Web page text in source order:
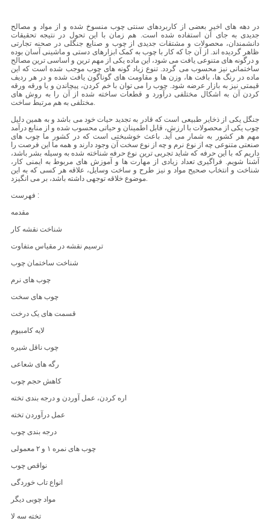
در دهه های اخیر بعضی از کاربردهای سنتی چوب منسوخ شده و از مواد و مصالح
جدیدی به جای آن استفاده شده است. هم زمان با این تحول در نتیجه تحقیقات
دانشمندان، محصولات و مشتقات جدیدی از چوب و صنایع جنگلی در صحنه تجارتی
ظاهر گردیده اند. از آن جا که کار با چوب به کمک ابزارهای دستی و ماشینی آسان بوده
و درگونه های متنوعی یافت می شود، این ماده یکی از مهم ترین و اساسی ترین مصالح
ساختمانی نیز محسوب می گردد. تنوع زیاد گونه های چوب موجب شده است که این
ماده در رنگ ها، بافت ها، وزن ها و مقاومت های گوناگون یافت شده و در هر ردیف
قیمتی نیز به بازار عرضه شود. چوب را می توان با خم کردن، پیچاندن و یا ورقه ورقه
کردن آن به اشکال مختلفی درآورد و قطعات ساخته شده از آن را به روش های
مختلفی به هم مرتبط ساخت.
جنگل یکی از ذخایر طبیعی است که قادر به تجدید حیات خود می باشد و به همین دلیل
چوب یکی از محصولات با ارزش، قابل اطمینان و حیاتی محسوب شده و از منابع درآمد
مهم هر کشور به شمار می آید. باعث خوشبختی است که در کشور ما چوب های
صنعتی متنوعی چه از نوع نرم و چه از نوع سخت آن وجود دارند و همه ما این فرصت را
داریم که با این حرفه که شاید تجربی ترین نوع حرفه شناخته شده به وسیله بشر باشد،
آشنا شویم. فراگیری تعداد زیادی از مهارت ها و آموزش های مربوط به ایمنی کار،
شناخت و انتخاب صحیح مواد و نیز طرح و ساخت وسایل، علاقه هر کسی که به این
موضوع خلاقه توجهی داشته باشد، بر می انگیزد.
فهرست :
مقدمه
شناخت نقشه کار
ترسیم نقشه در مقیاس متفاوت
شناخت ساختمان چوب
چوب های نرم
چوب های سخت
قسمت های یک درخت
لایه کامبیوم
چوب ناقل شیره
رگه های شعاعی
کاهش حجم چوب
اره کردن، عمل آوردن و درجه بندی تخته
عمل درآوردن تخته
درجه بندی چوب
چوب های نمره ۱ و ۲ معمولی
نواقص چوب
انواع تاب خوردگی
مواد چوبی دیگر
تخته سه لا